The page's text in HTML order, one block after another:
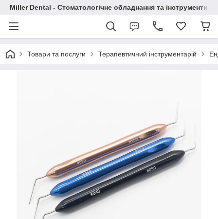
Miller Dental - Стоматологічне обладнання та інструменти
Товари та послуги Терапевтичний інструментарій